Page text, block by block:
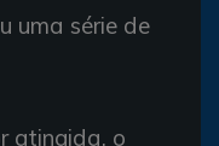
uma série de
atingida, o